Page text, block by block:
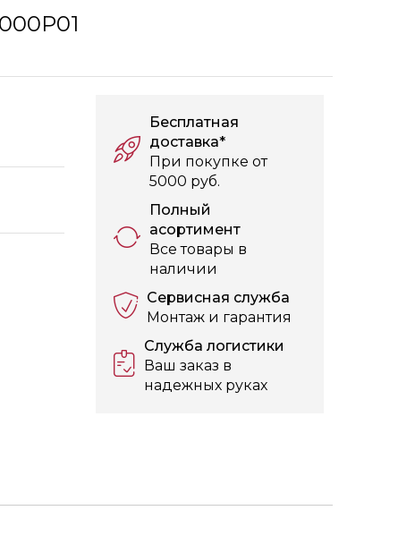
Бесплатная
доставка*
При покупке от
5000 руб.
Полный
асортимент
Все товары в
наличии
Сервисная служба
Монтаж и гарантия
Служба логистики
Ваш заказ в
надежных руках